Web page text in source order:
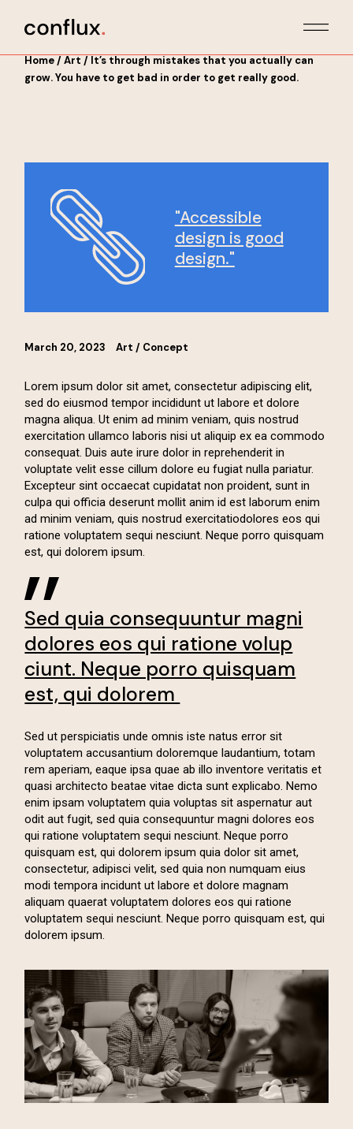
Home Art
It’s through mistakes that you actually can
grow. You have to get bad in order to get really good.
"Accessible
design is good
design."
March 20, 2023 Art Concept
Lorem ipsum dolor sit amet, consectetur adipiscing elit,
sed do eiusmod tempor incididunt ut labore et dolore
magna aliqua. Ut enim ad minim veniam, quis nostrud
exercitation ullamco laboris nisi ut aliquip ex ea commodo
consequat. Duis aute irure dolor in reprehenderit in
voluptate velit esse cillum dolore eu fugiat nulla pariatur.
Excepteur sint occaecat cupidatat non proident, sunt in
culpa qui officia deserunt mollit anim id est laborum enim
ad minim veniam, quis nostrud exercitatiodolores eos qui
ratione voluptatem sequi nesciunt. Neque porro quisquam
est, qui dolorem ipsum.
Sed quia consequuntur magni
dolores eos qui ratione volup
ciunt. Neque porro quisquam
est, qui dolorem
Sed ut perspiciatis unde omnis iste natus error sit
voluptatem accusantium doloremque laudantium, totam
rem aperiam, eaque ipsa quae ab illo inventore veritatis et
quasi architecto beatae vitae dicta sunt explicabo. Nemo
enim ipsam voluptatem quia voluptas sit aspernatur aut
odit aut fugit, sed quia consequuntur magni dolores eos
qui ratione voluptatem sequi nesciunt. Neque porro
quisquam est, qui dolorem ipsum quia dolor sit amet,
consectetur, adipisci velit, sed quia non numquam eius
modi tempora incidunt ut labore et dolore magnam
aliquam quaerat voluptatem dolores eos qui ratione
voluptatem sequi nesciunt. Neque porro quisquam est, qui
dolorem ipsum.